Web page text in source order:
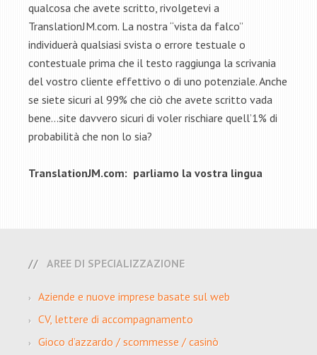
qualcosa che avete scritto, rivolgetevi a
TranslationJM.com. La nostra “vista da falco”
individuerà qualsiasi svista o errore testuale o
contestuale prima che il testo raggiunga la scrivania
del vostro cliente effettivo o di uno potenziale. Anche
se siete sicuri al 99% che ciò che avete scritto vada
bene…site davvero sicuri di voler rischiare quell’1% di
probabilità che non lo sia?
TranslationJM.com: parliamo la vostra lingua
AREE DI SPECIALIZZAZIONE
Aziende e nuove imprese basate sul web
CV, lettere di accompagnamento
Gioco d’azzardo / scommesse / casinò